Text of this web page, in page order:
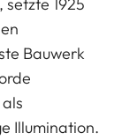
Bauwerk
Illumination.